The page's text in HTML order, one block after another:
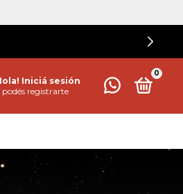
Iniciá sesión
podés registrarte
0